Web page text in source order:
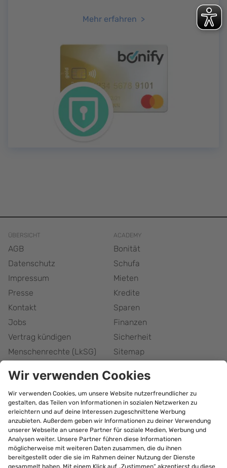
Mehr erfahren
ÜBERSICHT
AGB
Datenschutz
Impressum
Presse
Kontakt
Jobs
Vertrag kündigen
Menschenrechte (LkSG)
Barrierefreiheitserklärung
Cookie-Einstellungen
bonify Abonnement
kündigen
ACADEMY
Bonität
Schufa
Mieten
Kredite
Sparen
Finanzen
Sicherheit
Sitemap
© 2026Forteil GmbH